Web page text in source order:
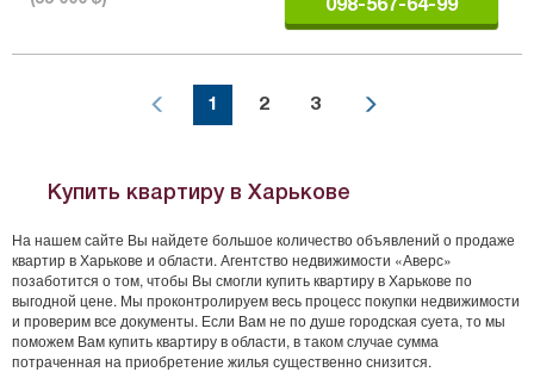
098-567-64-99
1 2 3
Купить квартиру в Харькове
На нашем сайте Вы найдете большое количество объявлений о продаже
квартир в Харькове и области. Агентство недвижимости «Аверс»
позаботится о том, чтобы Вы смогли купить квартиру в Харькове по
выгодной цене. Мы проконтролируем весь процесс покупки недвижимости
и проверим все документы. Если Вам не по душе городская суета, то мы
поможем Вам купить квартиру в области, в таком случае сумма
потраченная на приобретение жилья существенно снизится.